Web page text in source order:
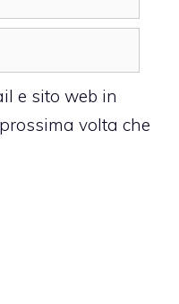
e sito web in
volta che